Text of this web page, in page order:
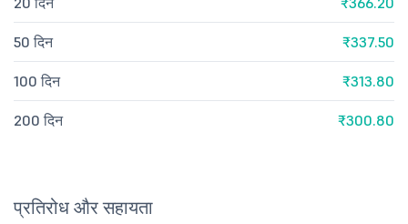
50 दिन ₹337.50
100 दिन ₹313.80
200 दिन ₹300.80
प्रतिरोध और सहायता